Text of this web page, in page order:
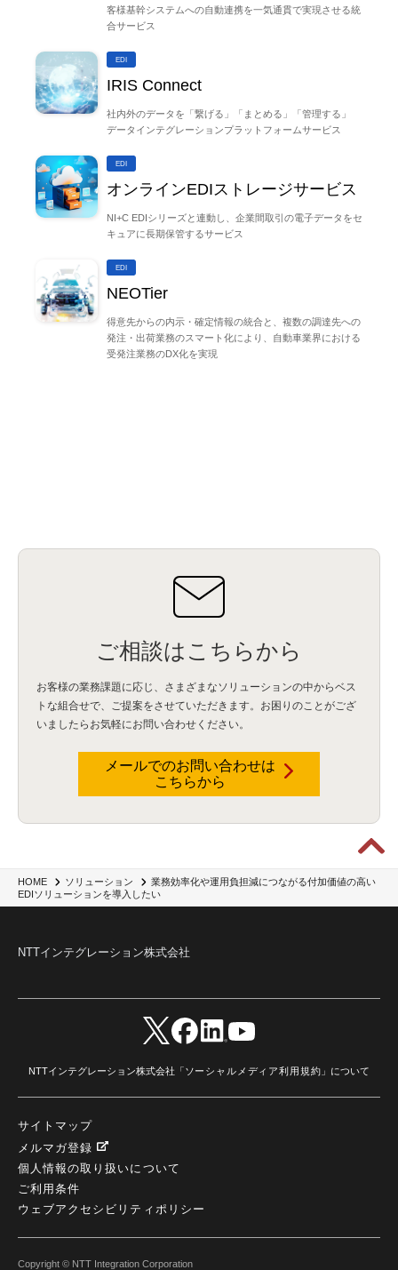
HOME ソリューション
業務効率化や運用負担減につながる付加価値の高い
EDIソリューションを導入したい
客様基幹システムへの自動連携を一気通貫で実現させる統
合サービス
EDI
IRIS Connect
社内外のデータを「繋げる」「まとめる」「管理する」
データインテグレーションプラットフォームサービス
EDI
オンラインEDIストレージサービス
NI+C EDIシリーズと連動し、企業間取引の電子データをセ
キュアに長期保管するサービス
EDI
NEOTier
得意先からの内示・確定情報の統合と、複数の調達先への
発注・出荷業務のスマート化により、自動車業界における
受発注業務のDX化を実現
ご相談はこちらから
お客様の業務課題に応じ、さまざまなソリューションの中からベス
トな組合せで、
ご提案をさせていただきます。お困りのことがござ
いましたらお気軽にお問い合わせください。
メールでのお問い合わせは
こちらから
NTTインテグレーション株式会社
NTTインテグレーション株式会社「ソーシャルメディア利用規約 」について
サイトマップ
メルマガ登録
個人情報の取り扱いについて
ご利用条件
ウェブアクセシビリティポリシー
Copyright © NTT Integration Corporation